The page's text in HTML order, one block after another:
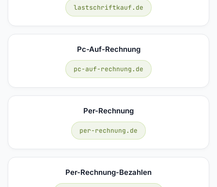
lastschriftkauf.de
Pc-Auf-Rechnung
pc-auf-rechnung.de
Per-Rechnung
per-rechnung.de
Per-Rechnung-Bezahlen